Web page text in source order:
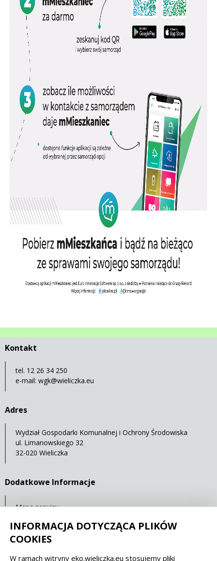
Kontakt
tel. 12 26 34 250
e-mail: wgk@wieliczka.eu
Adres
Wydział Gospodarki Komunalnej i Ochrony Środowiska
ul. Limanowskiego 32
32-020 Wieliczka
Dodatkowe Informacje
Mapa serwisu
Statystyki oglądalności
Spełniamy standardy dostępności oraz W3C
INFORMACJA DOTYCZĄCA PLIKÓW
COOKIES
W ramach witryny eko.wieliczka.eu stosujemy pliki